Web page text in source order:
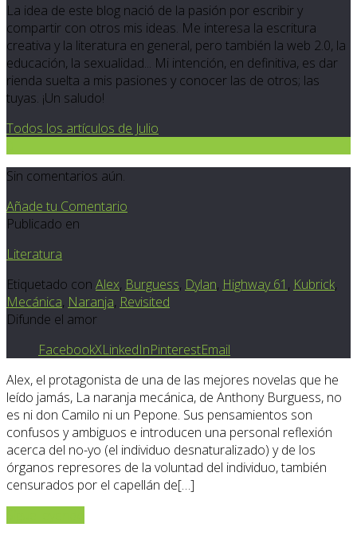
La idea de este blog nació de la pasión por escribir y
compartir con otros mis ideas. Me interesa la escritura
creativa y la literatura en general, pero también la web 2.0, la
educación, la sexualidad... Mi intención, en definitiva, es dar
rienda suelta a mis pasiones y conocer las de otros; las
tuyas. ¡Un saludo!
Todos los artículos de Julio
Sin comentarios aún.
Añade tu Comentario
Publicado en
Literatura
Etiquetado con Alex, Burguess, Dylan, Highway 61 , Kubrick,
Mecánica, Naranja, Revisited
Difunde el amor
FacebookXLinkedInPinterestEmail
Alex, el protagonista de una de las mejores novelas que he
leído jamás, La naranja mecánica, de Anthony Burguess, no
es ni don Camilo ni un Pepone. Sus pensamientos son
confusos y ambiguos e introducen una personal reflexión
acerca del no-yo (el individuo desnaturalizado) y de los
órganos represores de la voluntad del individuo, también
censurados por el capellán de[…]